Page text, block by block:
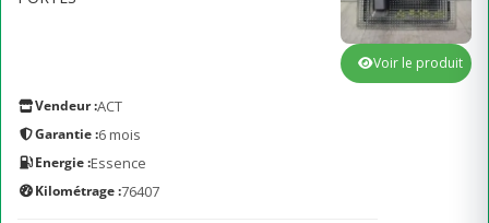
Vendeur :ACT
Garantie :6 mois
Energie :Essence
Kilométrage :76407
Voir le produit